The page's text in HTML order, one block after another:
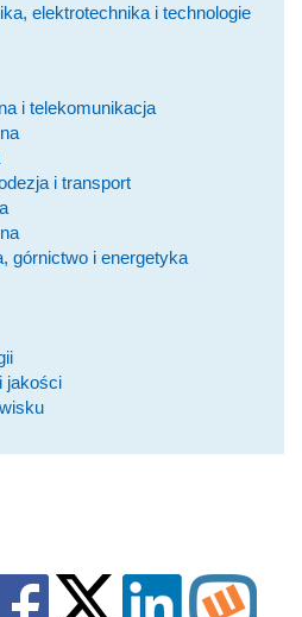
elektrotechnika i technologie
i telekomunikacja
i transport
górnictwo i energetyka
jakości